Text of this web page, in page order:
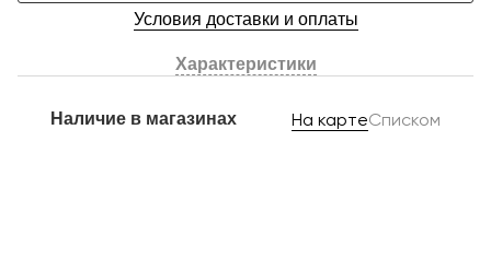
Условия доставки и оплаты
Характеристики
Наличие в магазинах На картеСписком